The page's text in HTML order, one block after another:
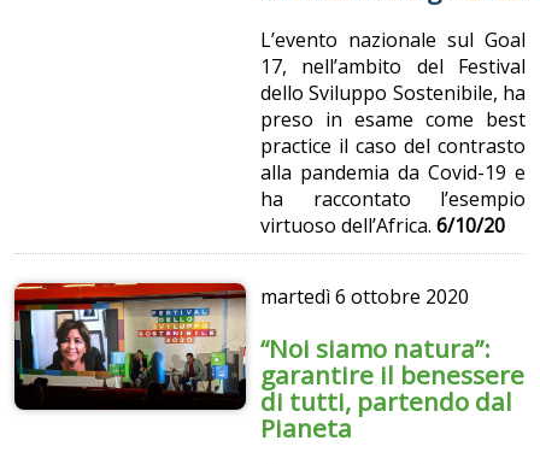
L’evento nazionale sul Goal
17, nell’ambito del Festival
dello Sviluppo Sostenibile, ha
preso in esame come best
practice il caso del contrasto
alla pandemia da Covid-19 e
ha raccontato l’esempio
virtuoso dell’Africa. 6/10/20
martedì6 ottobre 2020
“Noi siamo natura”:
garantire il benessere
di tutti, partendo dal
Pianeta